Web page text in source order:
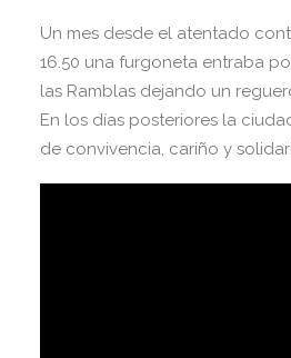
Un mes desde el atentado
16.50 una furgoneta entraba
las Ramblas dejando un
En los días posteriores la
de convivencia, cariño y